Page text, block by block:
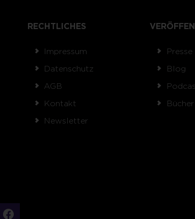
RECHTLICHES
Impressum
Datenschutz
AGB
Kontakt
Newsletter
Presse
Blog
Bücher